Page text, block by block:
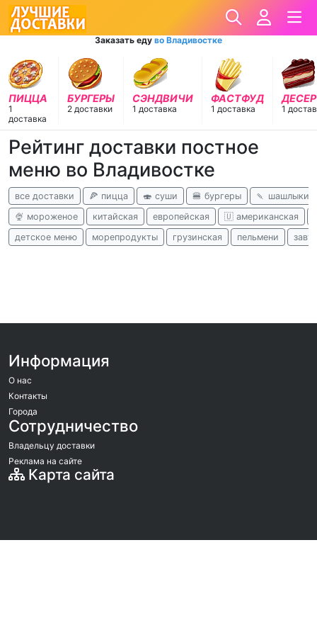
Заказать еду во Владивостке
ПИЦЦА
1
доставка
БУРГЕРЫ
2 доставки
СЭНДВИЧИ
1 доставка
ФАСТФУД
1 доставка 1
Рейтинг доставки постное
меню во Владивостке
все доставки 🍕 пицца 🍣 суши 🍔 бургеры
🍡 шашлыки
🍨 мороженое
китайская европейская 🇺 американская
детское меню
морепродукты грузинская пельмени
Информация
О нас
Контакты
Города
Сотрудничество
Владельцу доставки
Реклама на сайте
Карта сайта